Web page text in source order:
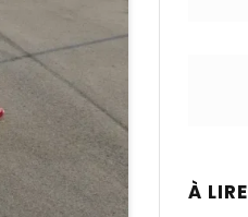
À LIRE